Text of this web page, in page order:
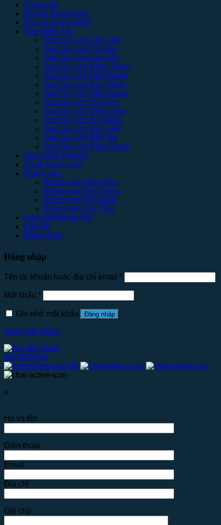
Trang chủ
Du lịch trong nước
Du lịch nước ngoài
Tour Miền Tây
Tour Du Lịch Cần Thơ
Tour Du Lịch Cà Mau
Tour Du Lịch Long An
Tour Du Lịch Đồng Tháp
Tour Du Lịch Hậu Giang
Tour Du Lịch Sóc Trăng
Tour Du Lịch Tiền Giang
Tour Du Lịch Trà Vinh
Tour Du Lịch Vĩnh Long
Tour Du Lịch An Giang
Tour Du Lịch Bạc Liêu
Tour Du Lịch Bến Tre
Tour Du Lịch Kiên Giang
Tour Hành Hương
Thuê Xe Du Lịch
Khách sạn
Khách sạn Vũng Tàu
Khách sạn Nha Trang
Khách sạn Phú Quốc
Khách sạn Cần Thơ
Kinh nghiệm du lịch
Liên hệ
Đăng nhập
Đăng nhập
Tên tài khoản hoặc địa chỉ email *
Mật khẩu *
Ghi nhớ mật khẩu Đăng nhập
Quên mật khẩu?
0914000065
×
Họ và tên
Điện thoại
Email
Địa chỉ
Ghi chú